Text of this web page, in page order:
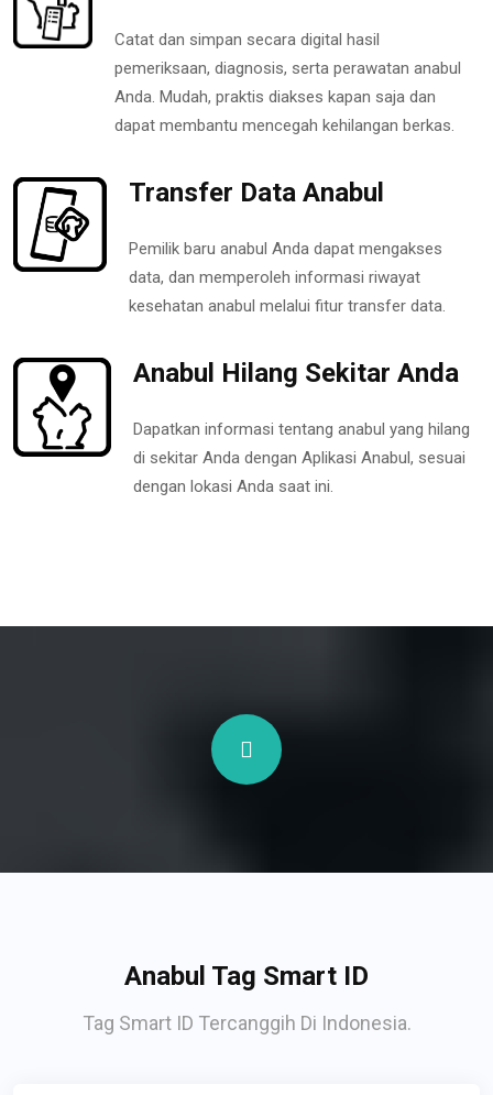
Catat dan simpan secara digital hasil
pemeriksaan, diagnosis, serta perawatan anabul
Anda. Mudah, praktis diakses kapan saja dan
dapat membantu mencegah kehilangan berkas.
Transfer Data Anabul
Pemilik baru anabul Anda dapat mengakses
data, dan memperoleh informasi riwayat
kesehatan anabul melalui fitur transfer data.
Anabul Hilang Sekitar Anda
Dapatkan informasi tentang anabul yang hilang
di sekitar Anda dengan Aplikasi Anabul, sesuai
dengan lokasi Anda saat ini.
Anabul Tag Smart ID
Tag Smart ID Tercanggih Di Indonesia.